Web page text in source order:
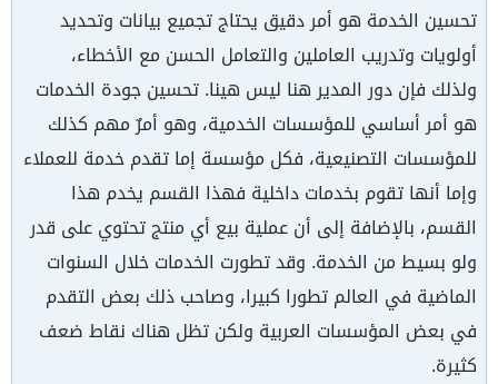
تحسين الخدمة هو أمر دقيق يحتاج تجميع بيانات وتحديد
أولويات وتدريب العاملين والتعامل الحسن مع الأخطاء،
ولذلك فإن دور المدير هنا ليس هينا. تحسين جودة الخدمات
هو أمر أساسي للمؤسسات الخدمية، وهو أمرٌ مهم كذلك
للمؤسسات التصنيعية، فكل مؤسسة إما تقدم خدمة للعملاء
وإما أنها تقوم بخدمات داخلية فهذا القسم يخدم هذا
القسم، بالإضافة إلى أن عملية بيع أي منتج تحتوي على قدر
ولو بسيط من الخدمة. وقد تطورت الخدمات خلال السنوات
الماضية في العالم تطورا كبيرا، وصاحب ذلك بعض التقدم
في بعض المؤسسات العربية ولكن تظل هناك نقاط ضعف
كثيرة.